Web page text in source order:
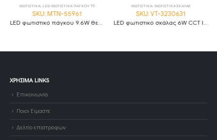
ΦΩΤΙΣΤΙΚΑ
ΦΩΤΙΣΤΙΚΑ, LED ΦΩΤΙΣΤΙΚΑ ΠΑΓΚΟΥ T5
SKU: MTN-55961
LED φωτιστικό πάγκου 9.6W θερμό λευκό 3000K με διακόπτη 90cm MTN-55961
ΦΩΤΙΣΤΙΚΑ, ΦΩΤΙΣΤΙΚΑ ΣΚΑΛΑΣ
SKU: VT-3230631
ΧΡΉΣΙΜΑ LINKS
Επικοινωνία
Ποιοι Είμαστε
Δελτίο επιστροφών